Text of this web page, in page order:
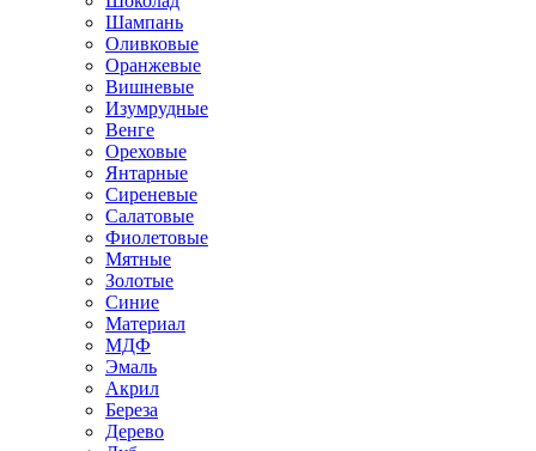
Шампань
Оливковые
Оранжевые
Вишневые
Изумрудные
Венге
Ореховые
Янтарные
Сиреневые
Салатовые
Фиолетовые
Мятные
Золотые
Синие
Материал
МДФ
Эмаль
Акрил
Береза
Дерево